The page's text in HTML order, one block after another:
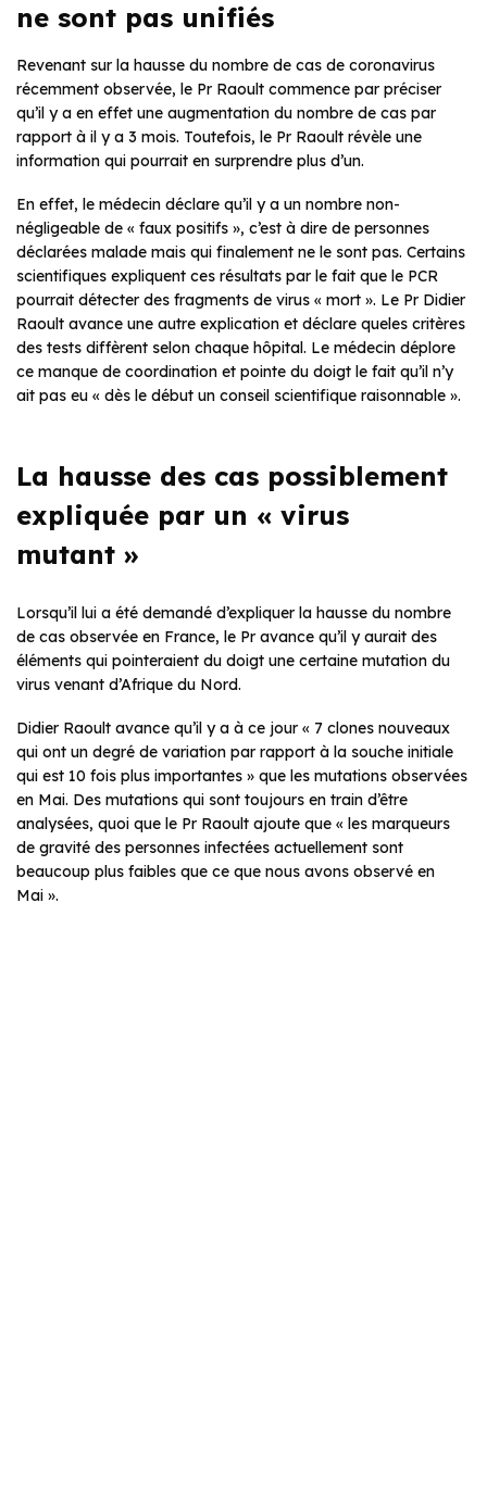
ne sont pas unifiés
Revenant sur la hausse du nombre de cas de coronavirus
récemment observée, le Pr Raoult commence par préciser
qu’il y a en effet une augmentation du nombre de cas par
rapport à il y a 3 mois. Toutefois, le Pr Raoult révèle une
information qui pourrait en surprendre plus d’un.
En effet, le médecin déclare qu’il y a un nombre non-
négligeable de « faux positifs », c’est à dire de personnes
déclarées malade mais qui finalement ne le sont pas. Certains
scientifiques expliquent ces résultats par le fait que le PCR
pourrait détecter des fragments de virus « mort ». Le Pr Didier
Raoult avance une autre explication et déclare queles critères
des tests diffèrent selon chaque hôpital. Le médecin déplore
ce manque de coordination et pointe du doigt le fait qu’il n’y
ait pas eu « dès le début un conseil scientifique raisonnable ».
La hausse des cas possiblement
expliquée par un « virus
mutant »
Lorsqu’il lui a été demandé d’expliquer la hausse du nombre
de cas observée en France, le Pr avance qu’il y aurait des
éléments qui pointeraient du doigt une certaine mutation du
virus venant d’Afrique du Nord.
Didier Raoult avance qu’il y a à ce jour « 7 clones nouveaux
qui ont un degré de variation par rapport à la souche initiale
qui est 10 fois plus importantes » que les mutations observées
en Mai. Des mutations qui sont toujours en train d’être
analysées, quoi que le Pr Raoult ajoute que « les marqueurs
de gravité des personnes infectées actuellement sont
beaucoup plus faibles que ce que nous avons observé en
Mai ».